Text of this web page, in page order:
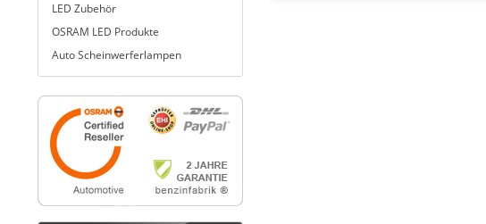
LED Zubehör
OSRAM LED Produkte
Auto Scheinwerferlampen